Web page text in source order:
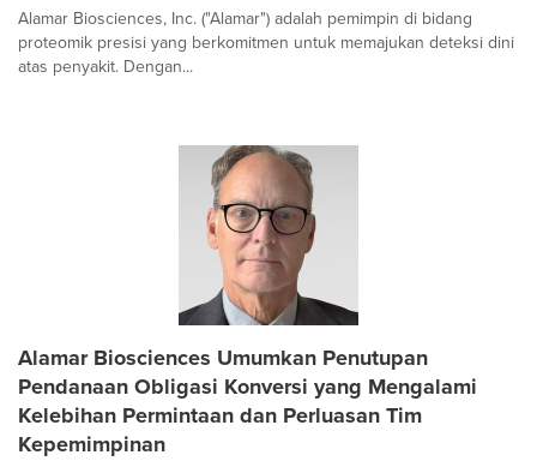
Alamar Biosciences, Inc. ("Alamar") adalah pemimpin di bidang
proteomik presisi yang berkomitmen untuk memajukan deteksi dini
atas penyakit. Dengan...
Alamar Biosciences Umumkan Penutupan
Pendanaan Obligasi Konversi yang Mengalami
Kelebihan Permintaan dan Perluasan Tim
Kepemimpinan